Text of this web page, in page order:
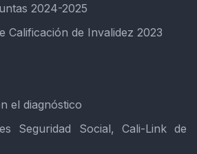
2024-2025
Calificación de Invalidez 2023
el diagnóstico
Seguridad Social, Cali-Link de